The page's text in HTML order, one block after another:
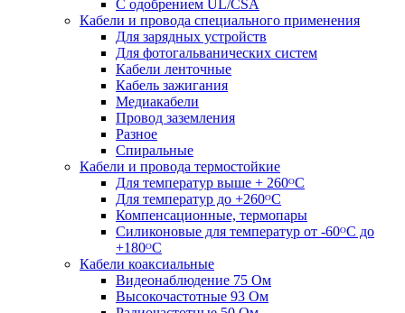
С одобрением UL/CSA
Кабели и провода специального применения
Для зарядных устройств
Для фотогальванических систем
Кабели ленточные
Кабель зажигания
Медиакабели
Провод заземления
Разное
Спиральные
Кабели и провода термостойкие
Для температур выше + 260ᴼС
Для температур до +260ᴼС
Компенсационные, термопары
Силиконовые для температур от -60ᴼC до
+180ᴼС
Кабели коаксиальные
Видеонаблюдение 75 Ом
Высокочастотные 93 Ом